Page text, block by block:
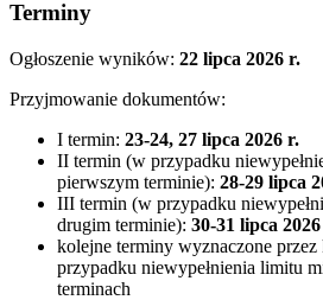
Terminy
Ogłoszenie wyników: 22 lipca 2026 r.
Przyjmowanie dokumentów:
I termin: 23-24, 27 lipca 2026 r.
II termin (w przypadku
pierwszym terminie): 28-29 lipca
III termin (w przypadku
drugim terminie): 30-31 lipca
kolejne terminy wyznaczone
przypadku niewypełnienia limitu
terminach